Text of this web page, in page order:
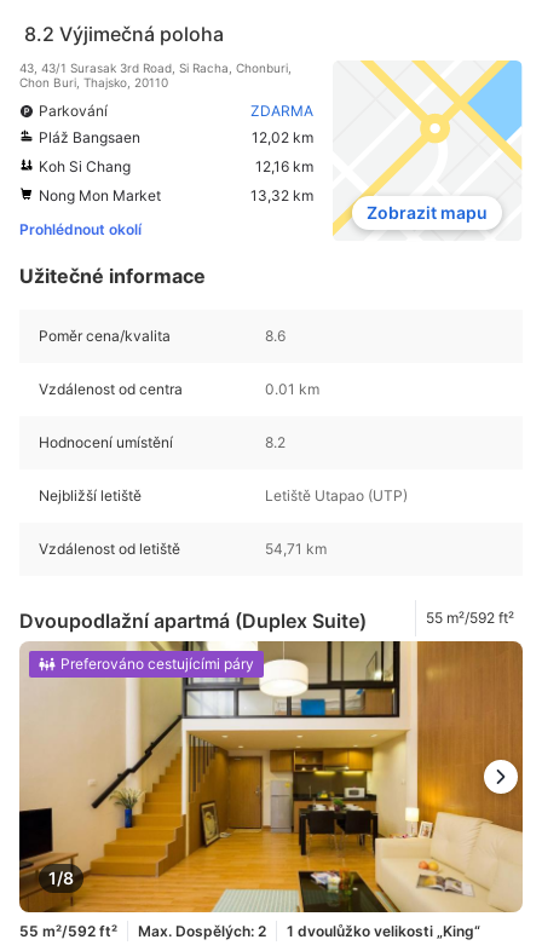
8.2 Výjimečná poloha
43, 43/1 Surasak 3rd Road, Si Racha, Chonburi,
Chon Buri, Thajsko, 20110
Parkování
ZDARMA
Pláž Bangsaen
12,02 km
Koh Si Chang
12,16 km
Nong Mon Market
13,32 km
Prohlédnout okolí
Zobrazit mapu
Užitečné informace
Poměr cena/kvalita 8.6
Vzdálenost od centra 0.01 km
Hodnocení umístění 8.2
Nejbližší letiště Letiště Utapao (UTP)
Vzdálenost od letiště 54,71 km
Dvoupodlažní apartmá (Duplex Suite) 55 m²/592 ft²
1/8
Preferováno cestujícími páry
55 m²/592 ft² Max. Dospělých: 2
1 dvoulůžko velikosti „King“